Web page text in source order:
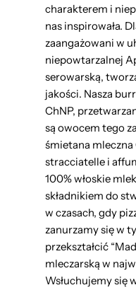
charakterem i
nas inspirowała.
zaangażowani w
niepowtarzalnej
serowarską,
jakości. Nasza
ChNP,
są owocem tego
śmietana mleczna
stracciatelle i
100% włoskie
składnikiem do
w czasach, gdy
zanurzamy się w
przekształcić
mleczarską w
Wsłuchujemy się